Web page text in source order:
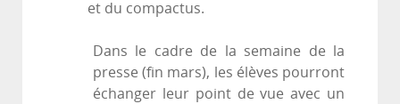
et du compactus.
Dans le cadre de la semaine de la
presse (fin mars), les élèves pourront
échanger leur point de vue avec un